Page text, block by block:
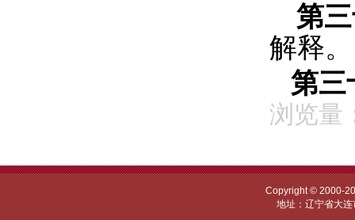
第
解释。
第三
浏览量
Copyright © 2000-
地址：辽宁省大